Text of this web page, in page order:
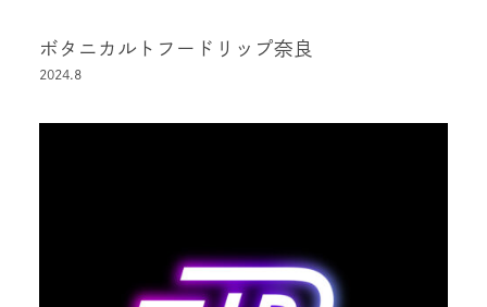
ボタニカルトフードリップ奈良
2024.8